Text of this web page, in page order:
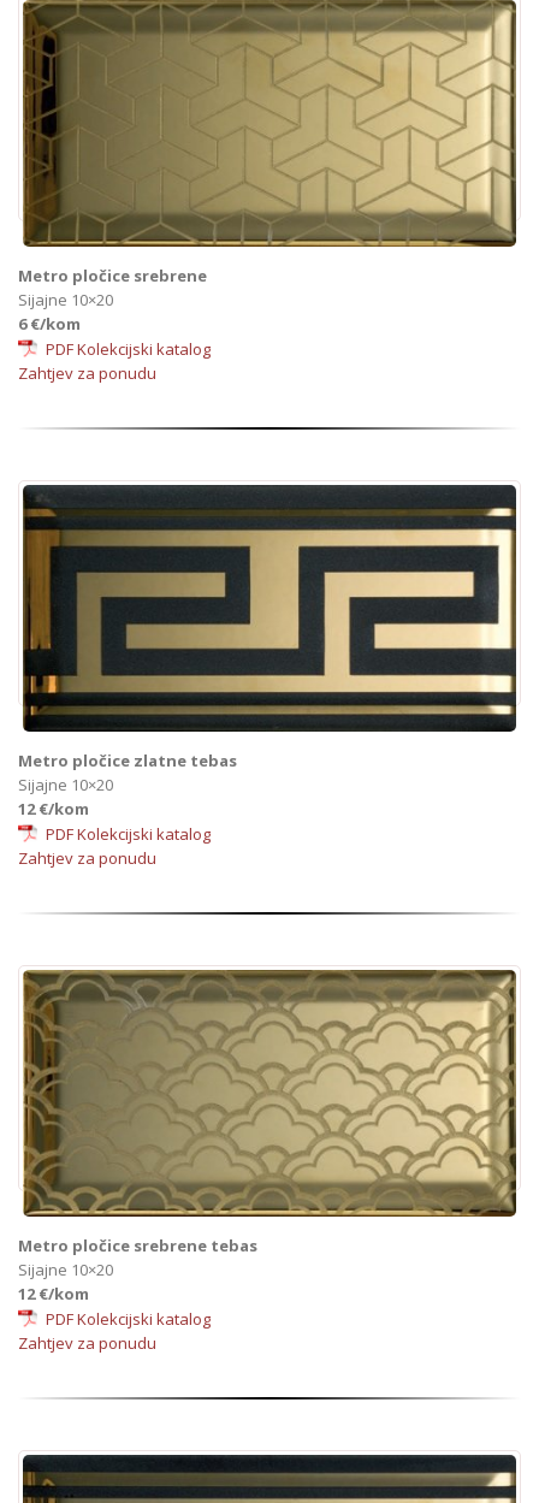
Metro pločice srebrene
Sijajne 10×20
6 €/kom
PDF Kolekcijski katalog
Zahtjev za ponudu
Metro pločice zlatne tebas
Sijajne 10×20
12 €/kom
PDF Kolekcijski katalog
Zahtjev za ponudu
Metro pločice srebrene tebas
Sijajne 10×20
12 €/kom
PDF Kolekcijski katalog
Zahtjev za ponudu